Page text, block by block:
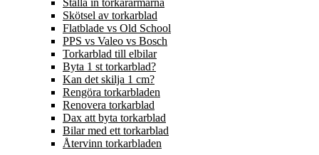
Ställa in torkararmarna
Skötsel av torkarblad
Flatblade vs Old School
PPS vs Valeo vs Bosch
Torkarblad till elbilar
Byta 1 st torkarblad?
Kan det skilja 1 cm?
Rengöra torkarbladen
Renovera torkarblad
Dax att byta torkarblad
Bilar med ett torkarblad
Återvinn torkarbladen